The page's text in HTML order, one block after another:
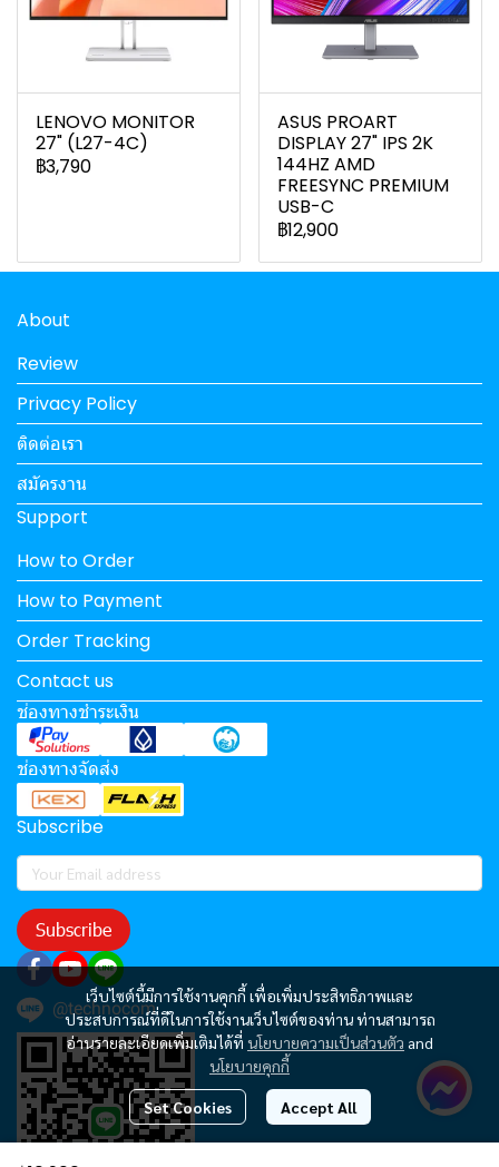
LENOVO MONITOR
27" (L27-4C)
฿3,790
ASUS PROART
DISPLAY 27" IPS 2K
144HZ AMD
FREESYNC PREMIUM
USB-C
฿12,900
เว็บไซต์นี้มีการใช้งานคุกกี้ เพื่อเพิ่มประสิทธิภาพและ
ประสบการณ์ที่ดีในการใช้งานเว็บไซต์ของท่าน ท่านสามารถ
อ่านรายละเอียดเพิ่มเติมได้ที่ นโยบายความเป็นส่วนตัว and
นโยบายคุกกี้
Set Cookies Accept All
About
Review
Privacy Policy
ติดต่อเรา
สมัครงาน
Support
How to Order
How to Payment
Order Tracking
Contact us
ช่องทางชำระเงิน
ช่องทางจัดส่ง
Subscribe
Subscribe
@technocom